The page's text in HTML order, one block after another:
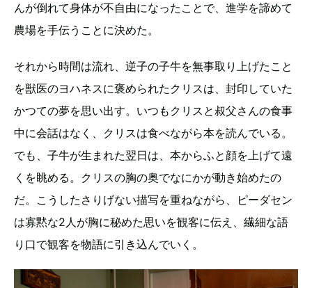
んが倒れて身体が不自由になったことで、進学を諦めて
農場を手伝うことに決めた。
それから時間は流れ、逆子の子牛を無事取り上げたこと
を獣医のヨハネスに褒められたクリスは、封印していた
かつての夢を思い出す。いつもクリスと叔父さんの食事
中に会話はなく、クリスは食べながら本を読んでいる。
でも、子牛が生まれた翌日は、本からふと顔を上げて遠
くを眺める。クリスの胸の奥でなにかが動き始めたの
だ。こうしたさりげない描写を重ねながら、ピーダセン
は寡黙な2人が胸に秘めた思いを観客に伝え、繊細な語
り口で観客を物語に引き込んでいく。